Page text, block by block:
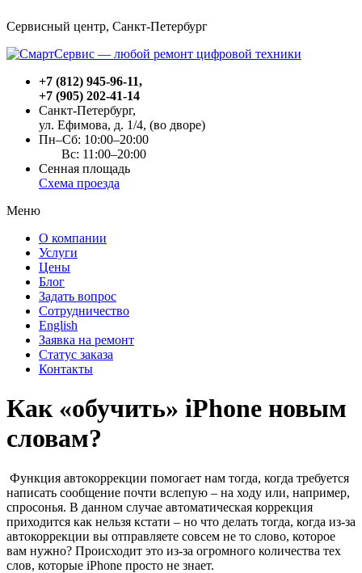
Сервисный центр, Cанкт-Петербург
+7 (812) 945-96-11,
+7 (905) 202-41-14
Санкт-Петербург,
ул. Ефимова, д. 1/4, (во дворе)
Пн–Сб: 10:00–20:00
Вс: 11:00–20:00
Сенная площадь
Схема проезда
Меню
О компании
Услуги
Цены
Блог
Задать вопрос
Сотрудничество
English
Заявка на ремонт
Статус заказа
Контакты
Как «обучить» iPhone новым
словам?
Функция автокоррекции помогает нам тогда, когда требуется
написать сообщение почти вслепую – на ходу или, например,
спросонья. В данном случае автоматическая коррекция
приходится как нельзя кстати – но что делать тогда, когда из-за
автокоррекции вы отправляете совсем не то слово, которое
вам нужно? Происходит это из-за огромного количества тех
слов, которые iPhone просто не знает.